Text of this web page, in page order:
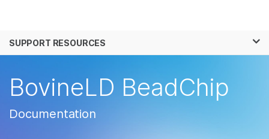
솔루션
SUPPORT RESOURCES
BovineLD BeadChip
Documentation
보다 관련성이 높은 콘텐츠를 확인하실 수 있
습니다. 주요 관심 분야를 선택해 주세요:
암 연구
미생물학 연구
농업유전체학 연구
복합 질환 연구
임상 종양학 연구
생식 보건 연구